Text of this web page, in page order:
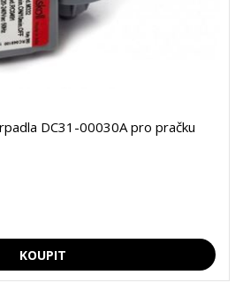
DC31-00030A pro pračku